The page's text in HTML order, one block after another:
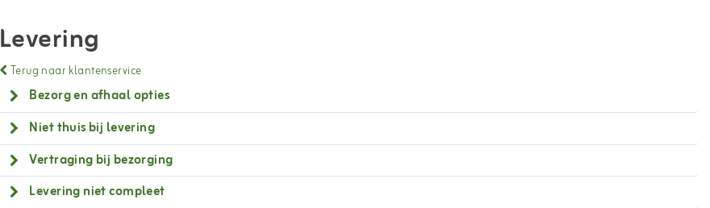
Levering
Terug naar klantenservice
Bezorg en afhaal opties
Niet thuis bij levering
Vertraging bij bezorging
Levering niet compleet